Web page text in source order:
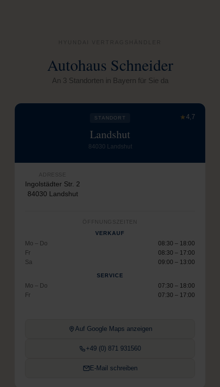
Autohaus Schneider
An 3 Standorten in Bayern für Sie da
★4,7
STANDORT
Landshut
84030 Landshut
ADRESSE
Ingolstädter Str. 2
84030 Landshut
ÖFFNUNGSZEITEN
VERKAUF
Mo – Do
08:30 – 18:00
Fr
08:30 – 17:00
Sa
09:00 – 13:00
SERVICE
Mo – Do
07:30 – 18:00
Fr
07:30 – 17:00
Auf Google Maps anzeigen
+49 (0) 871 931560
E-Mail schreiben